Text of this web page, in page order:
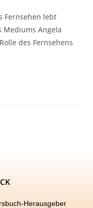
Fernsehen lebt
Mediums Angela
des Fernsehens
Herausgeber